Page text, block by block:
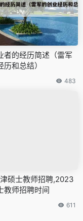
者的经历简述（雷军
历和总结）
483
硕士教师招聘,2023
教师招聘时间
611